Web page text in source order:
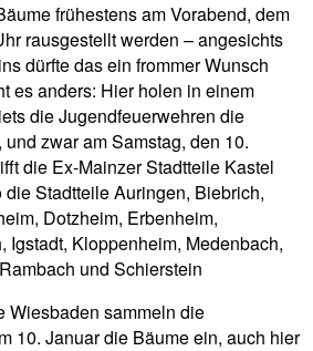
frühestens am Vorabend, dem
rausgestellt werden – angesichts
dürfte das ein frommer Wunsch
es anders: Hier holen in einem
die Jugendfeuerwehren die
zwar am Samstag, den 10.
die Ex-Mainzer Stadtteile Kastel
Stadtteile Auringen, Biebrich,
Dotzheim, Erbenheim,
Igstadt, Kloppenheim, Medenbach,
und Schierstein
Wiesbaden sammeln die
10. Januar die Bäume ein, auch hier